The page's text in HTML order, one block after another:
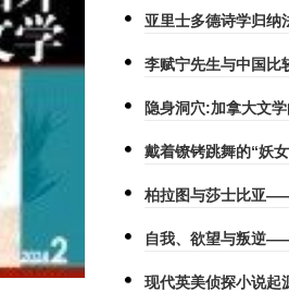
亚里士多德诗学归纳
李赋宁先生与中国
隐身洞穴:加拿大文
戴着镣铐跳舞的“妖
柏拉图与莎士比亚
自我、欲望与叛逆
现代英美侦探小说起